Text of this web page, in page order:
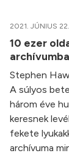
2021. JÚNIUS 22.
10 ezer
Stephen
A súlyos
három éve
keresnek
fekete
archívuma